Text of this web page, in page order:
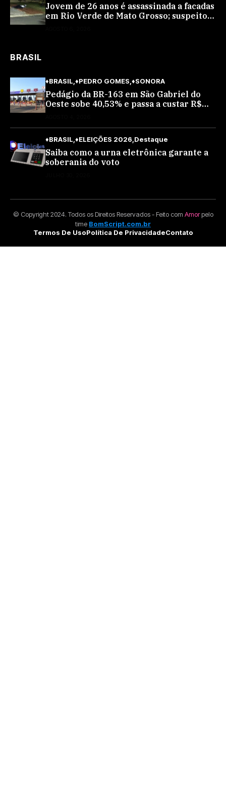
Jovem de 26 anos é assassinada a facadas
em Rio Verde de Mato Grosso; suspeito é
BRASIL
♦BRASIL ♦PEDRO GOMES ♦SONORA
Pedágio da BR-163 em São Gabriel do
Oeste sobe 40,53% e passa a custar R$
♦BRASIL ♦ELEIÇÕES 2026 Destaque
Saiba como a urna eletrônica garante a
soberania do voto
© Copyright 2024. Todos os Direitos Reservados - Feito com Amorpelo
time BomScript.com.br
Termos De UsoPolítica De PrivacidadeContato